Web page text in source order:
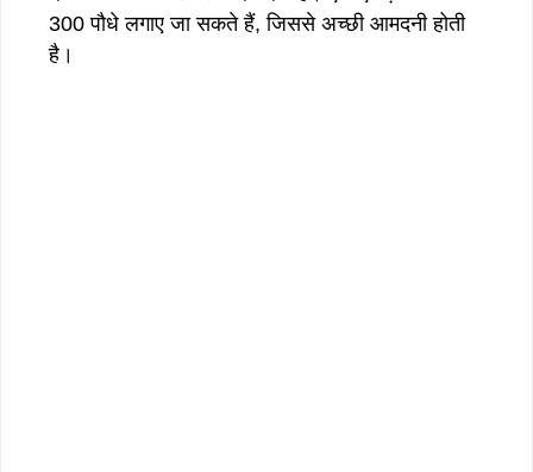
300 पौधे लगाए जा सकते हैं, जिससे अच्छी आमदनी होती
है।